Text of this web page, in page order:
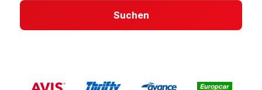
Suchen